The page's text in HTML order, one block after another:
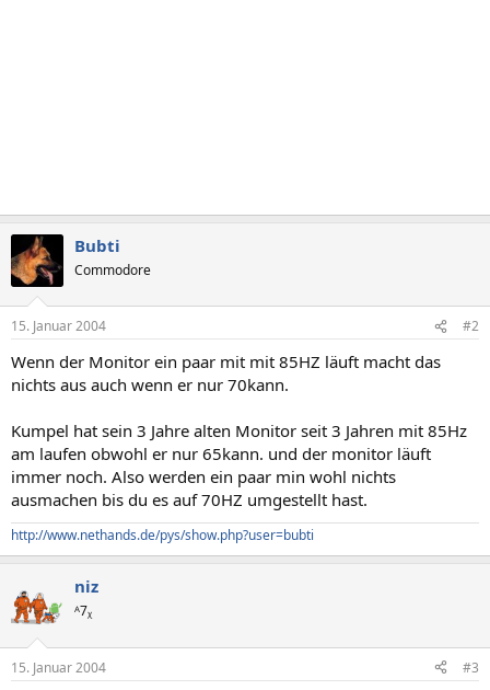
Bubti
Commodore
15. Januar 2004 #2
Wenn der Monitor ein paar mit mit 85HZ läuft macht das
nichts aus auch wenn er nur 70kann.
Kumpel hat sein 3 Jahre alten Monitor seit 3 Jahren mit 85Hz
am laufen obwohl er nur 65kann. und der monitor läuft
immer noch. Also werden ein paar min wohl nichts
ausmachen bis du es auf 70HZ umgestellt hast.
http://www.nethands.de/pys/show.php?user=bubti
niz
ᴬ7ᵪ
15. Januar 2004 #3